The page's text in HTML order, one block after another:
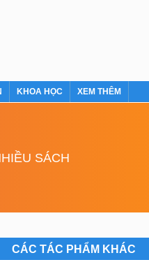
KHOA HỌC XEM THÊM
SÁCH
CÁC TÁC PHẨM KHÁC